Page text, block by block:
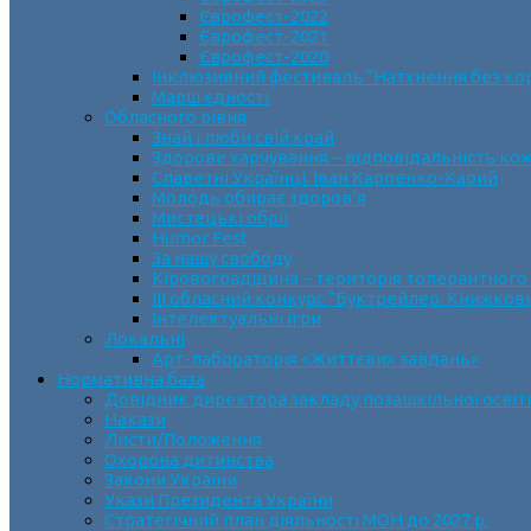
Єврофест-2022
Єврофест-2021
Єврофест-2020
Інклюзивний фестиваль “Натхнення без
Марш єдності
Обласного рівня
Знай і люби свій край
Здорове харчування – відповідальність
Славетні Українці. Іван Карпенко-Карий
Молодь обирає здоров’я
Мистецькі обрії
Humor Fest
За нашу свободу
Кіровоградщина – територія
ІII обласний конкурс “Буктрейлер.
Інтелектуальні ігри
Локальні
Арт-лабораторія «Життєвих завдань»
Нормативна база
Довідник директора закладу позашкільної
Накази
Листи/Положення
Охорона дитинства
Закони України
Укази Президента України
Стратегічний план діяльності МОН до 2027 р.